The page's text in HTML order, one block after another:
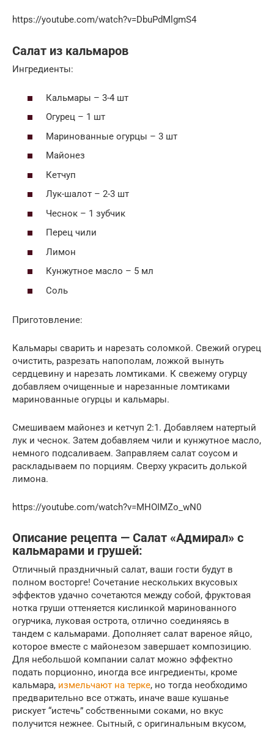
https://youtube.com/watch?v=DbuPdMlgmS4
Салат из кальмаров
Ингредиенты:
Кальмары – 3-4 шт
Огурец – 1 шт
Маринованные огурцы – 3 шт
Майонез
Кетчуп
Лук-шалот – 2-3 шт
Чеснок – 1 зубчик
Перец чили
Лимон
Кунжутное масло – 5 мл
Соль
Приготовление:
Кальмары сварить и нарезать соломкой. Свежий огурец
очистить, разрезать напополам, ложкой вынуть
сердцевину и нарезать ломтиками. К свежему огурцу
добавляем очищенные и нарезанные ломтиками
маринованные огурцы и кальмары.
Смешиваем майонез и кетчуп 2:1. Добавляем натертый
лук и чеснок. Затем добавляем чили и кунжутное масло,
немного подсаливаем. Заправляем салат соусом и
раскладываем по порциям. Сверху украсить долькой
лимона.
https://youtube.com/watch?v=MHOIMZo_wN0
Описание рецепта — Салат «Адмирал» с
кальмарами и грушей:
Отличный праздничный салат, ваши гости будут в
полном восторге! Сочетание нескольких вкусовых
эффектов удачно сочетаются между собой, фруктовая
нотка груши оттеняется кислинкой маринованного
огурчика, луковая острота, отлично соединяясь в
тандем с кальмарами. Дополняет салат вареное яйцо,
которое вместе с майонезом завершает композицию.
Для небольшой компании салат можно эффектно
подать порционно, иногда все ингредиенты, кроме
кальмара, измельчают на терке, но тогда необходимо
предварительно все отжать, иначе ваше кушанье
рискует “истечь” собственными соками, но вкус
получится нежнее. Сытный, с оригинальным вкусом,